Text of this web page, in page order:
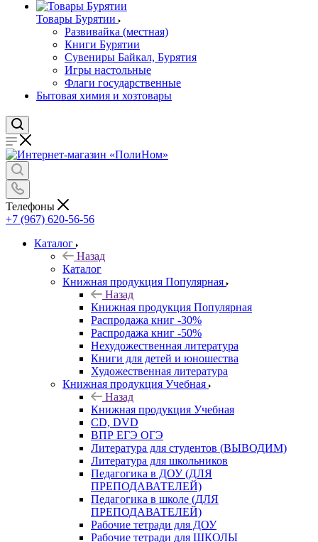
Товары Бурятии
Развивайка (местная)
Книги Бурятии
Сувениры Байкал, Бурятия
Игры настольные
Флаги государственные
Бытовая химия и хозтовары
Телефоны
+7 (967) 620-56-56
Каталог
Назад
Каталог
Книжная продукция Популярная
Назад
Книжная продукция Популярная
Распродажа книг -30%
Распродажа книг -50%
Нехудожественная литература
Книги для детей и юношества
Художественная литература
Книжная продукция Учебная
Назад
Книжная продукция Учебная
CD, DVD
ВПР ЕГЭ ОГЭ
Литература для студентов (ВЫВОДИМ)
Литература для школьников
Педагогика в ДОУ (ДЛЯ
ПРЕПОДАВАТЕЛЕЙ)
Педагогика в школе (ДЛЯ
ПРЕПОДАВАТЕЛЕЙ)
Рабочие тетради для ДОУ
Рабочие тетради для ШКОЛЫ